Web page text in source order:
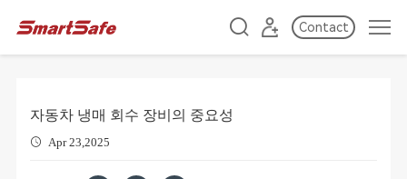
Contact
자동차 냉매 회수 장비의 중요성
Apr 23,2025